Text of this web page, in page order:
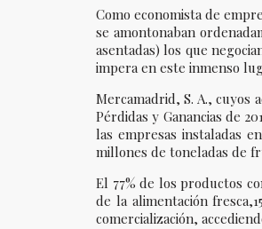
Como economista de
se amontonaban
asentadas) los que
impera en este inmenso
Mercamadrid, S. A., cuyos
Pérdidas y Ganancias de
las empresas instaladas
millones de toneladas de
El 77% de los productos
de la alimentación
comercialización,